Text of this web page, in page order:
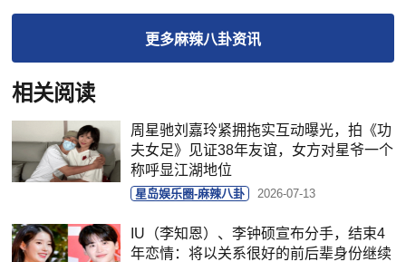
更多麻辣八卦资讯
相关阅读
周星驰刘嘉玲紧拥拖实互动曝光，拍《功
夫女足》见证38年友谊，女方对星爷一个
称呼显江湖地位
星岛娱乐圈-麻辣八卦 2026-07-13
IU（李知恩）、李钟硕宣布分手，结束4
年恋情：将以关系很好的前后辈身份继续